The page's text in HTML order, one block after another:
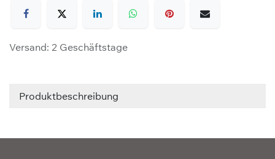
Versand: 2 Geschäftstage
Produktbeschreibung